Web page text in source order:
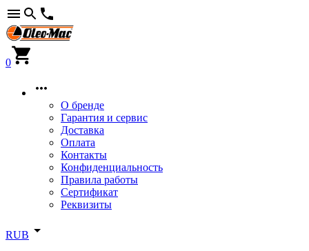
0
О бренде
Гарантия и сервис
Доставка
Оплата
Контакты
Конфиденциальность
Правила работы
Сертификат
Реквизиты
RUB